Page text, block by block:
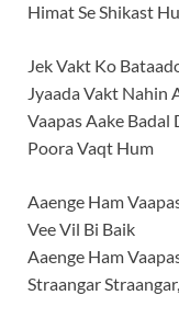
Himat Se Shikast
Jek Vakt Ko
Jyaada Vakt Nahin
Vaapas Aake Badal
Poora Vaqt Hum
Aaenge Ham
Vee Vil Bi Baik
Aaenge Ham
Straangar